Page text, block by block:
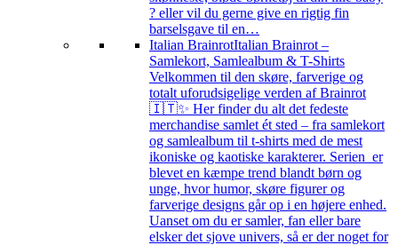
? eller vil du gerne give en rigtig fin
barselsgave til en…
Italian BrainrotItalian Brainrot –
Samlekort, Samlealbum & T-Shirts
Velkommen til den skøre, farverige og
totalt uforudsigelige verden af Brainrot
🇮🇹✨ Her finder du alt det fedeste
merchandise samlet ét sted – fra samlekort
og samlealbum til t-shirts med de mest
ikoniske og kaotiske karakterer. Serien er
blevet en kæmpe trend blandt børn og
unge, hvor humor, skøre figurer og
farverige designs går op i en højere enhed.
Uanset om du er samler, fan eller bare
elsker det sjove univers, så er der noget for